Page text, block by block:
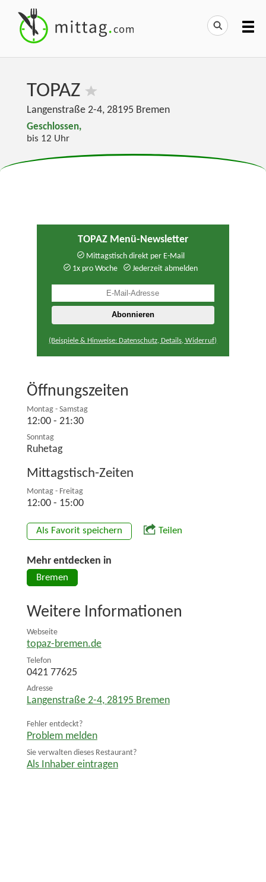
TOPAZ
Langenstraße 2-4, 28195 Bremen
Geschlossen,
bis 12 Uhr
TOPAZ Menü-Newsletter
Mittagstisch direkt per E-Mail
1x pro Woche
Jederzeit abmelden
(Beispiele & Hinweise: Datenschutz, Details, Widerruf)
Öffnungszeiten
Montag - Samstag
12:00 - 21:30
Sonntag
Ruhetag
Mittagstisch-Zeiten
Montag - Freitag
12:00 - 15:00
Als Favorit speichern Teilen
Mehr entdecken in
Bremen
Weitere Informationen
Webseite
topaz-bremen.de
Telefon
0421 77625
Adresse
Langenstraße 2-4, 28195 Bremen
Fehler entdeckt?
Problem melden
Sie verwalten dieses Restaurant?
Als Inhaber eintragen